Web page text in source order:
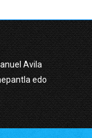
Avila
edo